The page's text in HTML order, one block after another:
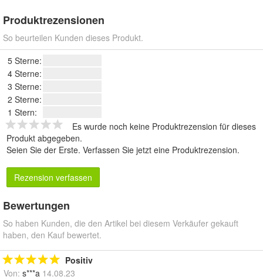
Produktrezensionen
So beurteilen Kunden dieses Produkt.
5 Sterne:
4 Sterne:
3 Sterne:
2 Sterne:
1 Stern:
Es wurde noch keine Produktrezension für dieses
Produkt abgegeben.
Seien Sie der Erste. Verfassen Sie jetzt eine Produktrezension.
Rezension verfassen
Bewertungen
So haben Kunden, die den Artikel bei diesem Verkäufer gekauft
haben, den Kauf bewertet.
Positiv
Von: s***a 14.08.23